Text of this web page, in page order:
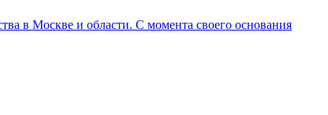
в Москве и области. С момента своего основания